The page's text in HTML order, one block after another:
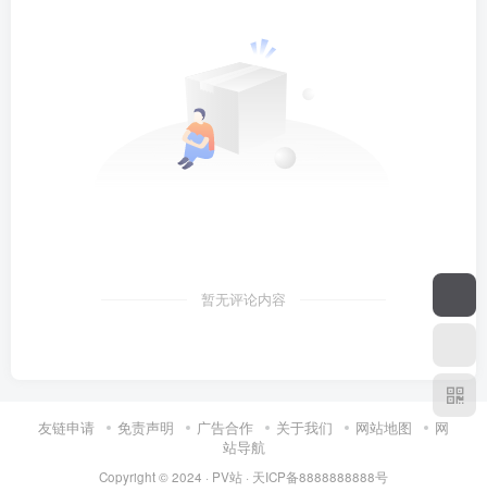
暂无评论内容
友链申请 免责声明 广告合作 关于我们 网站地图
网
站导航
Copyright © 2024 · PV站 · 天ICP备8888888888号